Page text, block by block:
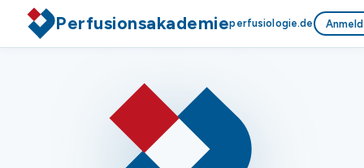
Perfusionsakademieperfusiologie.de